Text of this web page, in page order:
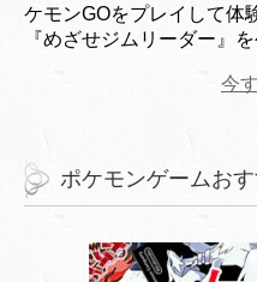
ケモンGOをプレイして体
『めざせジムリーダー』を
今
ポケモンゲームお